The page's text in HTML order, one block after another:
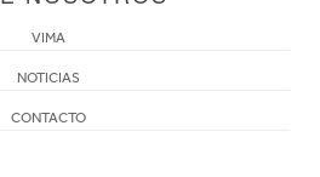
VIMA
NOTICIAS
CONTACTO